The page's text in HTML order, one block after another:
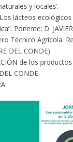
y locales’.
lácteos
Ponente: D.
Técnico Agrícola.
DEL CONDE).
de los
CONDE.